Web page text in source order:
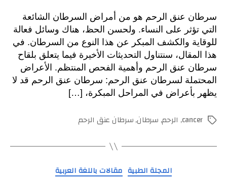
سرطان عنق الرحم هو من أمراض السرطان الشائعة
التي تؤثر على النساء. ولحسن الحظ، هناك وسائل فعالة
للوقاية والكشف المبكر عن هذا النوع من السرطان. في
هذا المقال، سنتناول التحديثات الأخيرة فيما يتعلق بلقاح
سرطان عنق الرحم وأهمية الفحص المنتظم. الأعراض
المحتملة لسرطان عنق الرحم: سرطان عنق الرحم قد لا
يظهر بأعراض في المراحل المبكرة، […]
الوسومcancer
, الرحم, سرطان,سرطان عنق الرحم
التصنيفات المجلة الطبية مقالات باللغة العربية